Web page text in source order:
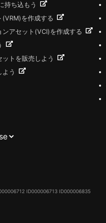
持ち込もう
(VRM)を作成する
ンアセット(VCI)を作成する
トを販売しよう
う
ID000006713 ID000006835